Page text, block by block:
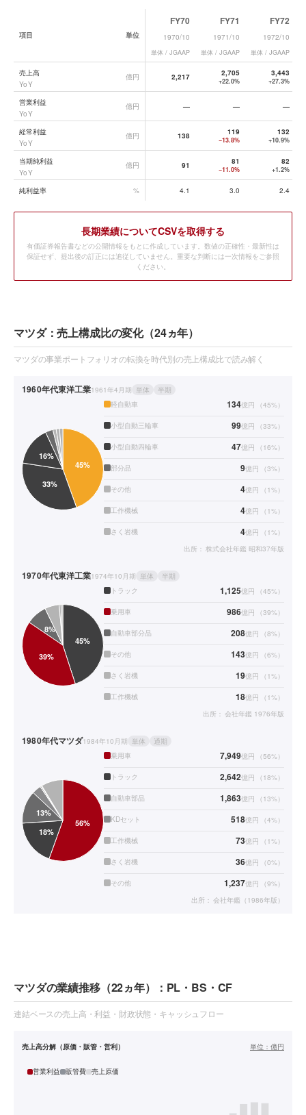
マツダの長期業績データ一覧
項目 単位
FY70
1970/10
単体 / JGAAP
FY71
1971/10
単体 / JGAAP
FY72
1972/10
単体 / JGAAP
売上高
YoY
億円 2,217 2,705
+22.0%
3,443
+27.3%
営業利益
YoY
億円 — — —
経常利益
YoY
億円 138 119
−13.8%
132
+10.9%
当期純利益
YoY
億円 91 81
−11.0%
82
+1.2%
純利益率 % 4.1 3.0 2.4
長期業績についてCSVを取得する
有価証券報告書などの公開情報をもとに作成しています。数値の正確性・最新性は
保証せず、提出後の訂正には追従していません。重要な判断には一次情報をご参照
ください。
マツダ：売上構成比の変化（24ヵ年）
マツダの事業ポートフォリオの転換を時代別の売上構成比で読み解く
1960年代東洋工業1961年4月期 単体
半期
軽自動車
134億円 （45%）
小型自動三輪車 99億円 （33%）
小型自動四輪車 47億円 （ 16%）
部分品 9億円 （3%）
その他 4億円 （ 1%）
工作機械 4億円 （ 1%）
さく岩機 4億円 （ 1%）
出所： 株式会社年鑑 昭和37年版
1970年代東洋工業1974年10月期 単体
半期
トラック
1,125億円 （45%）
乗用車 986億円 （39%）
自動車部分品 208億円 （8%）
その他 143億円 （6%）
さく岩機 19億円 （ 1%）
工作機械 18億円 （ 1%）
出所： 会社年鑑 1976年版
1980年代マツダ1984年10月期 単体
通期
乗用車
7,949億円 （56%）
トラック 2,642億円 （ 18%）
自動車部品 1,863億円 （ 13%）
KDセット 518億円 （4%）
工作機械 73億円 （ 1%）
さく岩機 36億円 （0%）
その他 1,237億円 （9%）
出所： 会社年鑑（1986年版）
マツダの業績推移（22ヵ年）：PL・BS・CF
連結ベースの売上高・利益・財政状態・キャッシュフロー
売上高分解（原価・販管・営利） 単位： 億円
営業利益 販管費 売上原価